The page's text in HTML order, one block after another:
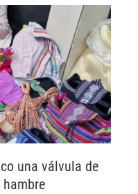
una válvula de